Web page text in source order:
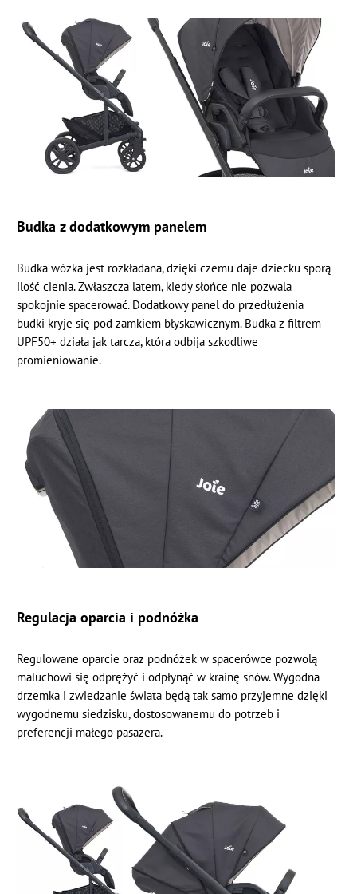
Budka z dodatkowym panelem
Budka wózka jest rozkładana, dzięki czemu daje dziecku sporą
ilość cienia. Zwłaszcza latem, kiedy słońce nie pozwala
spokojnie spacerować. Dodatkowy panel do przedłużenia
budki kryje się pod zamkiem błyskawicznym. Budka z filtrem
UPF50+ działa jak tarcza, która odbija szkodliwe
promieniowanie.
Regulacja oparcia i podnóżka
Regulowane oparcie oraz podnóżek w spacerówce pozwolą
maluchowi się odprężyć i odpłynąć w krainę snów. Wygodna
drzemka i zwiedzanie świata będą tak samo przyjemne dzięki
wygodnemu siedzisku, dostosowanemu do potrzeb i
preferencji małego pasażera.